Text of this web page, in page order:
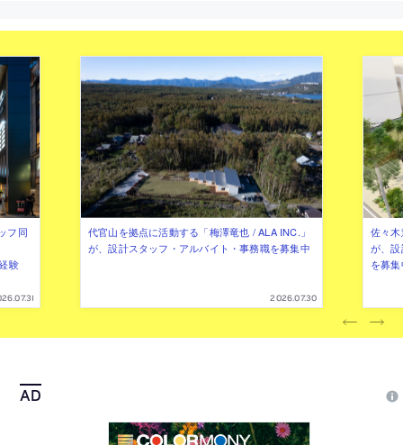
フ同
験
代官山を拠点に活動する「梅澤竜也 / ALA INC.」
が、設計スタッフ・アルバイト・事務職を募集中
2026.07.30
佐々
が、
を募